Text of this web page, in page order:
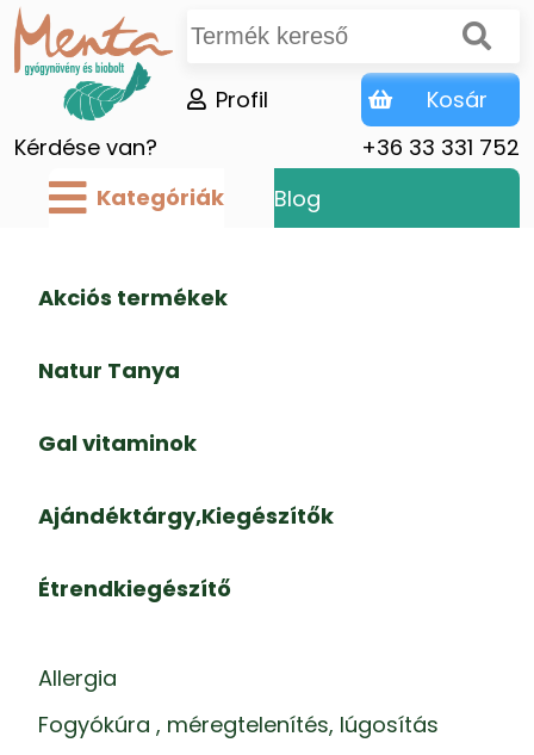
Kérdése van? +36 33 331 752
Profil Kosár
Kategóriák Blog
Akciós termékek
Natur Tanya
Gal vitaminok
Ajándéktárgy,Kiegészítők
Étrendkiegészítő
Allergia
Fogyókúra , méregtelenítés, lúgosítás